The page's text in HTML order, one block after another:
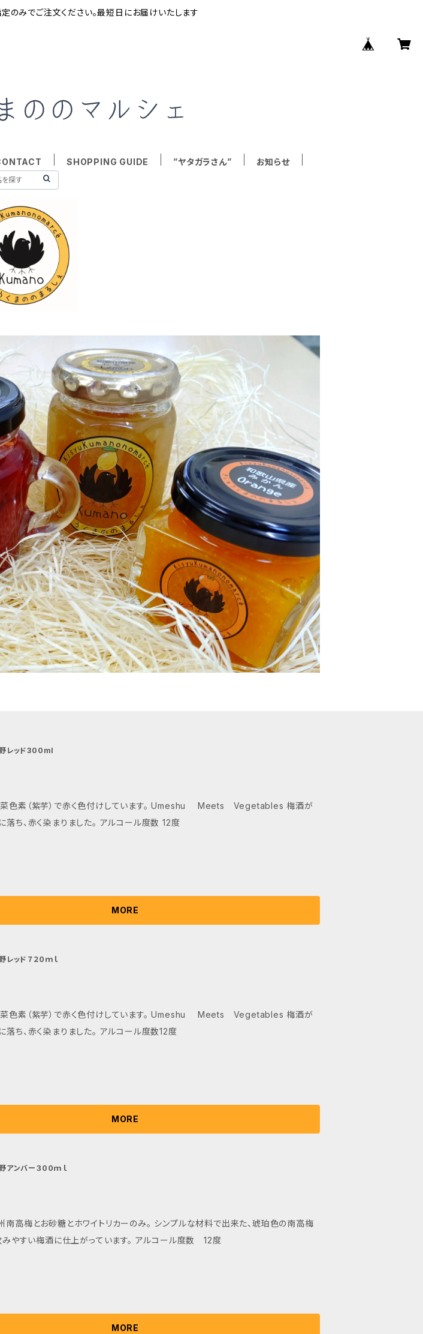
のみでご注文ください。最短日にお届けいたします
SHOPPING GUIDE ”ヤタガラさん” お知らせ
レッド300ml
）で赤く色付けしています。 Umeshu Meets Vegetables 梅酒が
落ち、赤く染まりました。 アルコール度数 12度
MORE
ッド７２０ｍｌ
）で赤く色付けしています。 Umeshu Meets Vegetables 梅酒が
落ち、赤く染まりました。 アルコール度数12度
MORE
ンバー３００ｍｌ
南高梅とお砂糖とホワイトリカーのみ。 シンプルな材料で出来た、琥珀色の南高梅
みやすい梅酒に仕上がっています。 アルコール度数 12度
MORE